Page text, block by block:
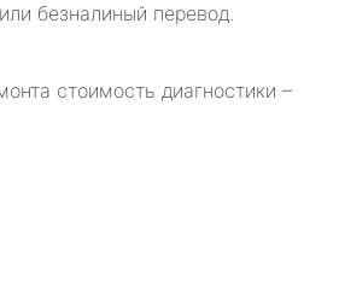
безналиный перевод.
стоимость диагностики –